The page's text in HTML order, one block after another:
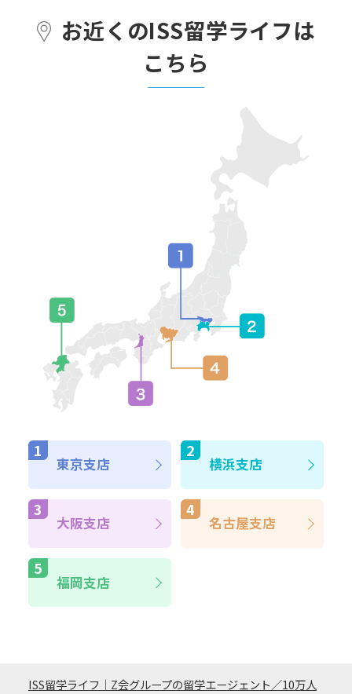
お近くのISS留学ライフは
こちら
東京支店 横浜支店
大阪支店 名古屋支店
福岡支店
ISS留学ライフ｜Z会グループの留学エージェント／10万人